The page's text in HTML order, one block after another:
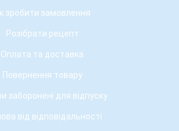
зробити замовлення
Розібрати рецепт
Оплата та доставка
Повернення товару
заборонені для відпуску
від відповідальності